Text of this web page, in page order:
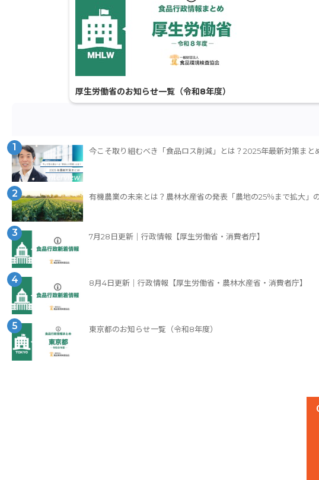
厚生労働省のお知らせ一覧（令和8年度）
1 今こそ取り組むべき「食品ロス削減」とは？2025年最新対策まと
2 有機農業の未来とは？農林水産省の発表「農地の25％まで拡大」
3 7月28日更新｜行政情報【厚生労働省・消費者庁】
4 8月4日更新｜行政情報【厚生労働省・農林水産省・消費者庁】
5 東京都のお知らせ一覧（令和8年度）